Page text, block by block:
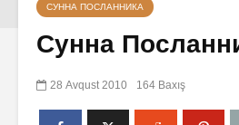
СУННА ПОСЛАННИКА
Сунна
28 Avqust 2010 164 Baxış